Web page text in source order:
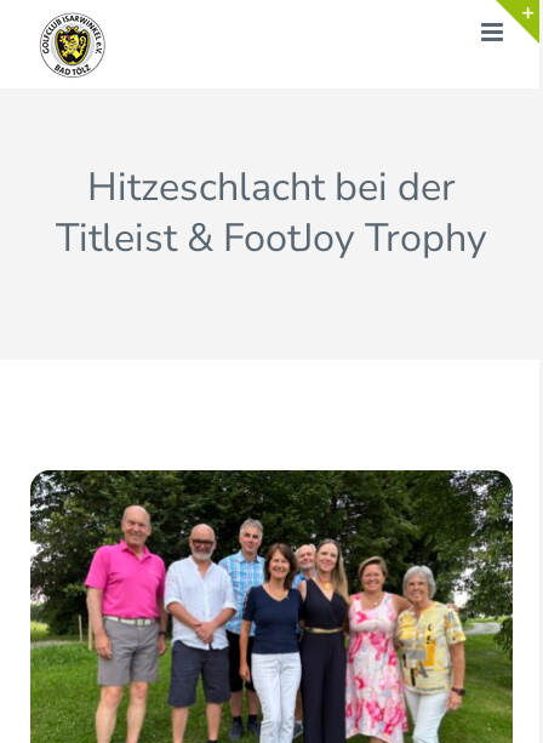
Inhalt
springen
Hitzeschlacht bei der
Titleist & FootJoy Trophy